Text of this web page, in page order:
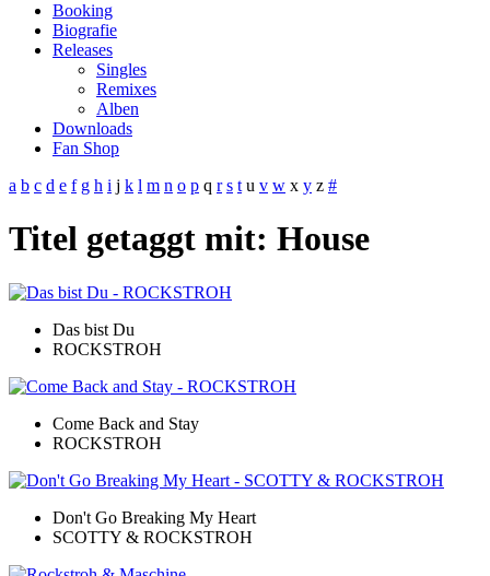
Booking
Biografie
Releases
Singles
Remixes
Alben
Downloads
Fan Shop
a b c d e f g h i j k l m n o p q r s t u v w x y z #
Titel getaggt mit: House
Das bist Du
ROCKSTROH
Come Back and Stay
ROCKSTROH
Don't Go Breaking My Heart
SCOTTY & ROCKSTROH